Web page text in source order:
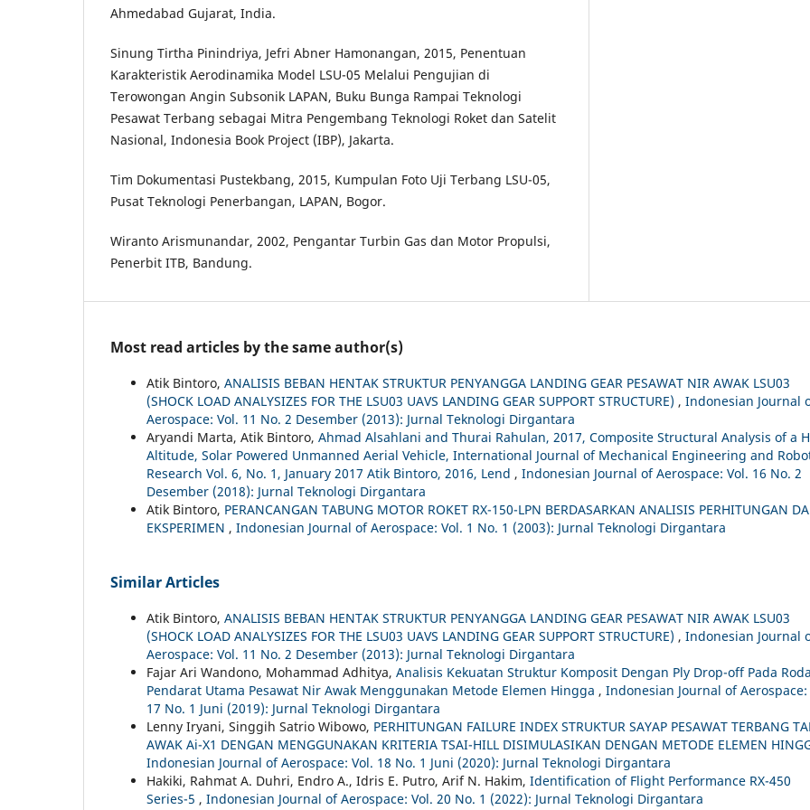
Ahmedabad Gujarat, India.
Sinung Tirtha Pinindriya, Jefri Abner Hamonangan, 2015, Penentuan
Karakteristik Aerodinamika Model LSU-05 Melalui Pengujian di
Terowongan Angin Subsonik LAPAN, Buku Bunga Rampai Teknologi
Pesawat Terbang sebagai Mitra Pengembang Teknologi Roket dan Satelit
Nasional, Indonesia Book Project (IBP), Jakarta.
Tim Dokumentasi Pustekbang, 2015, Kumpulan Foto Uji Terbang LSU-05,
Pusat Teknologi Penerbangan, LAPAN, Bogor.
Wiranto Arismunandar, 2002, Pengantar Turbin Gas dan Motor Propulsi,
Penerbit ITB, Bandung.
Most read articles by the same author(s)
Atik Bintoro, ANALISIS BEBAN HENTAK STRUKTUR PENYANGGA LANDING GEAR PESAWAT NIR AWAK LSU03
(SHOCK LOAD ANALYSIZES FOR THE LSU03 UAVS LANDING GEAR SUPPORT STRUCTURE) , Indonesian Journal
Aerospace: Vol. 11 No. 2 Desember (2013): Jurnal Teknologi Dirgantara
Aryandi Marta, Atik Bintoro, Ahmad Alsahlani and Thurai Rahulan, 2017, Composite Structural Analysis of a
Altitude, Solar Powered Unmanned Aerial Vehicle, International Journal of Mechanical Engineering and
Research Vol. 6, No. 1, January 2017 Atik Bintoro, 2016, Lend , Indonesian Journal of Aerospace: Vol. 16 No. 2
Desember (2018): Jurnal Teknologi Dirgantara
Atik Bintoro, PERANCANGAN TABUNG MOTOR ROKET RX-150-LPN BERDASARKAN ANALISIS PERHITUNGAN
EKSPERIMEN , Indonesian Journal of Aerospace: Vol. 1 No. 1 (2003): Jurnal Teknologi Dirgantara
Similar Articles
Atik Bintoro, ANALISIS BEBAN HENTAK STRUKTUR PENYANGGA LANDING GEAR PESAWAT NIR AWAK LSU03
(SHOCK LOAD ANALYSIZES FOR THE LSU03 UAVS LANDING GEAR SUPPORT STRUCTURE) , Indonesian Journal
Aerospace: Vol. 11 No. 2 Desember (2013): Jurnal Teknologi Dirgantara
Fajar Ari Wandono, Mohammad Adhitya, Analisis Kekuatan Struktur Komposit Dengan Ply Drop-off Pada
Pendarat Utama Pesawat Nir Awak Menggunakan Metode Elemen Hingga , Indonesian Journal of Aerospace:
17 No. 1 Juni (2019): Jurnal Teknologi Dirgantara
Lenny Iryani, Singgih Satrio Wibowo, PERHITUNGAN FAILURE INDEX STRUKTUR SAYAP PESAWAT TERBANG
AWAK Ai-X1 DENGAN MENGGUNAKAN KRITERIA TSAI-HILL DISIMULASIKAN DENGAN METODE ELEMEN
Indonesian Journal of Aerospace: Vol. 18 No. 1 Juni (2020): Jurnal Teknologi Dirgantara
Hakiki, Rahmat A. Duhri, Endro A., Idris E. Putro, Arif N. Hakim, Identification of Flight Performance RX-450
Series-5 , Indonesian Journal of Aerospace: Vol. 20 No. 1 (2022): Jurnal Teknologi Dirgantara